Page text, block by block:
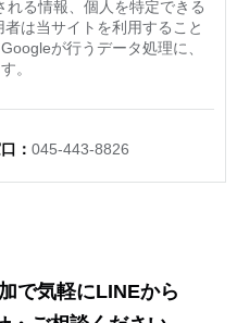
る情報、個人を特定できる
は当サイトを利用すること
が行うデータ処理に、
。
： 045-443-8826
で気軽にLINEから